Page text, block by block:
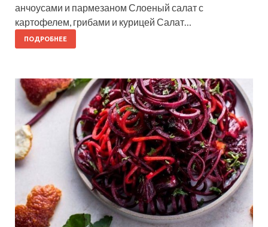
анчоусами и пармезаном Слоеный салат с
картофелем, грибами и курицей Салат…
ПОДРОБНЕЕ